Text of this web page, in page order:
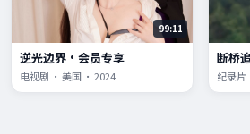
99:11
逆光边界·会员专享
电视剧 · 美国 · 2024
断桥
纪录